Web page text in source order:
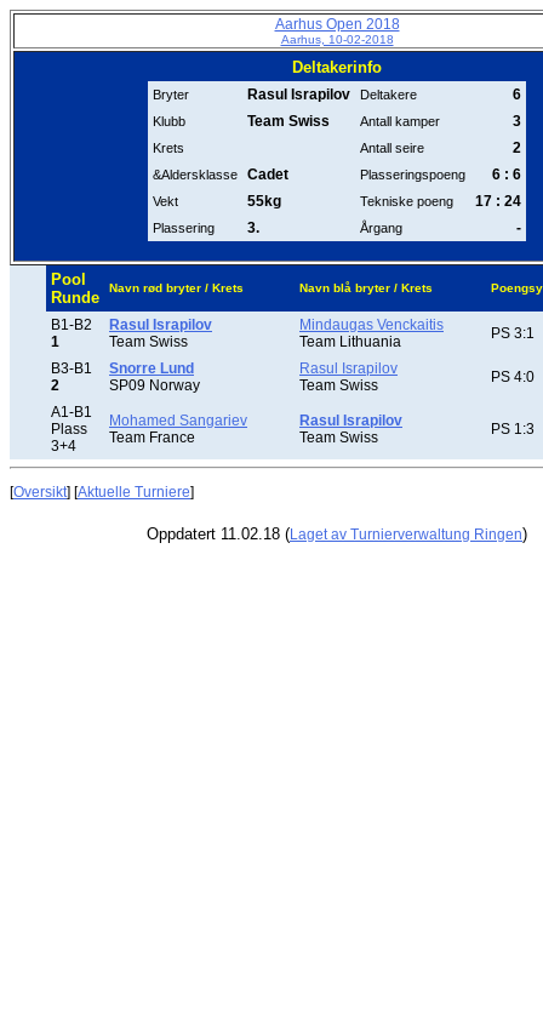
Aarhus Open 2018
Aarhus, 10-02-2018
Deltakerinfo
Bryter Rasul Israpilov Deltakere 6
Klubb Team Swiss Antall kamper 3
Krets Antall seire 2
&Aldersklasse Cadet Plasseringspoeng 6 : 6
Vekt 55kg Tekniske poeng 17 : 24
Plassering 3. Årgang -
Pool
Runde
Navn rød bryter / Krets Navn blå bryter / Krets
B1-B2
1
Rasul Israpilov
Team Swiss
Mindaugas Venckaitis
Team Lithuania
PS 3:1
B3-B1
2
Snorre Lund
SP09 Norway
Rasul Israpilov
Team Swiss
PS 4:0
A1-B1
Plass
3+4
Mohamed Sangariev
Team France
Rasul Israpilov
Team Swiss
PS 1:3
[Oversikt] [Aktuelle Turniere]
Oppdatert 11.02.18 (Laget av Turnierverwaltung Ringen)